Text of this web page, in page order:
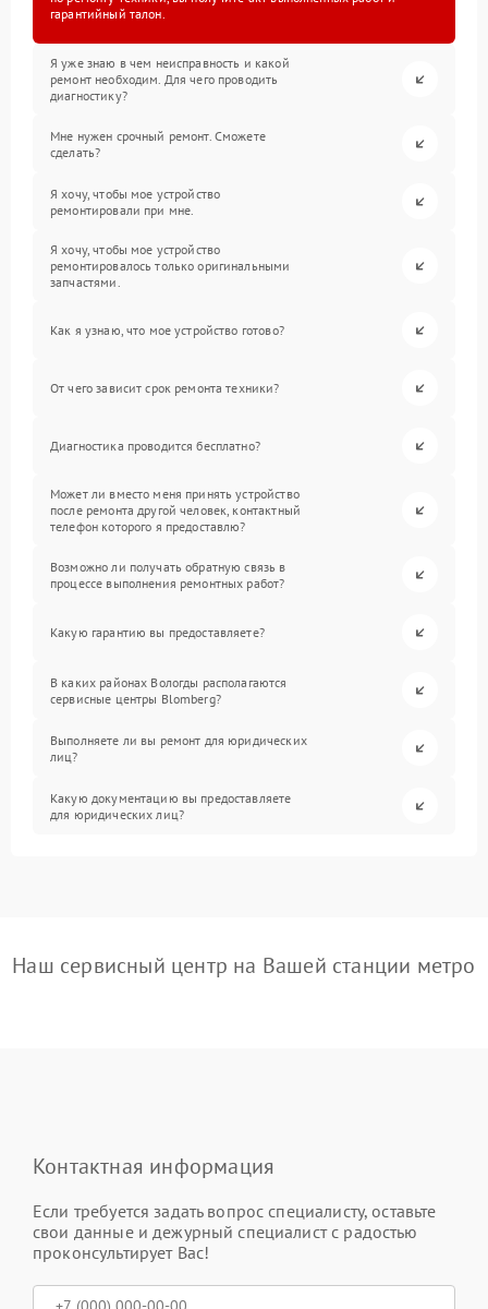
гарантийный талон.
Я уже знаю в чем неисправность и какой
ремонт необходим. Для чего проводить
диагностику?
Мне нужен срочный ремонт. Сможете
сделать?
Я хочу, чтобы мое устройство
ремонтировали при мне.
Я хочу, чтобы мое устройство
ремонтировалось только оригинальными
запчастями.
Как я узнаю, что мое устройство готово?
От чего зависит срок ремонта техники?
Диагностика проводится бесплатно?
Может ли вместо меня принять устройство
после ремонта другой человек, контактный
телефон которого я предоставлю?
Возможно ли получать обратную связь в
процессе выполнения ремонтных работ?
Какую гарантию вы предоставляете?
В каких районах Вологды располагаются
сервисные центры Blomberg?
Выполняете ли вы ремонт для юридических
лиц?
Какую документацию вы предоставляете
для юридических лиц?
Наш сервисный центр на Вашей станции метро
Контактная информация
Если требуется задать вопрос специалисту, оставьте
свои данные и дежурный специалист с радостью
проконсультирует Вас!